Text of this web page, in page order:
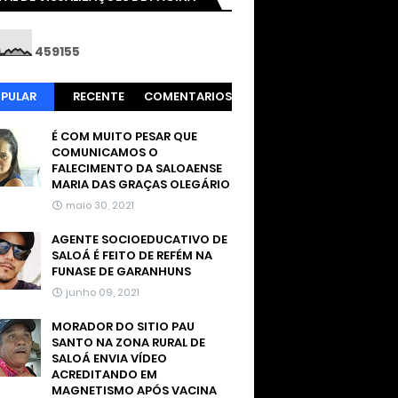
459155
RECENTE COMENTARIOS
É COM MUITO PESAR QUE
COMUNICAMOS O
FALECIMENTO DA SALOAENSE
MARIA DAS GRAÇAS OLEGÁRIO
maio 30, 2021
AGENTE SOCIOEDUCATIVO DE
SALOÁ É FEITO DE REFÉM NA
FUNASE DE GARANHUNS
junho 09, 2021
MORADOR DO SITIO PAU
SANTO NA ZONA RURAL DE
SALOÁ ENVIA VÍDEO
ACREDITANDO EM
MAGNETISMO APÓS VACINA